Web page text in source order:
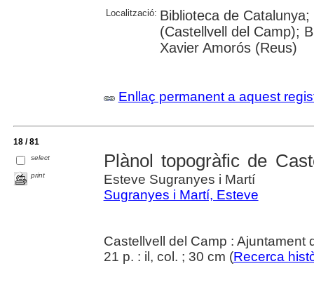
Localització: Biblioteca de
(Castellvell del Camp);
Xavier Amorós (Reus)
Enllaç permanent a aquest
18 / 81
select
print
Plànol topogràfic de
Esteve Sugranyes i Martí
Sugranyes i Martí, Esteve
Castellvell del Camp : Ajuntament
21 p. : il, col. ; 30 cm (Recerca